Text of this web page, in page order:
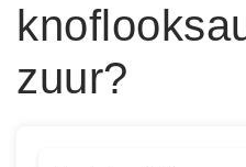
zuur?